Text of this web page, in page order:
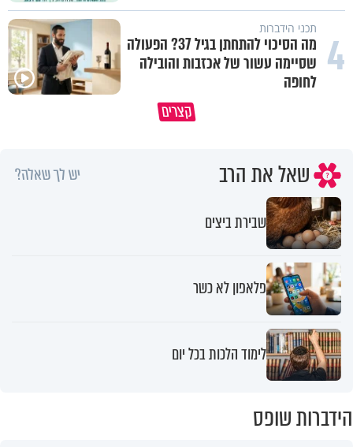
4 תכני הידברות
מה הסיכוי להתחתן בגיל 37? הפעולה
שסיימה עשור של אכזבות והובילה
לחופה
קצרים
תעצרו לפני שאתם מוציאים דיבה על
שאל את הרב יש לך שאלה?
שבירת ביצים
פלאפון לא כשר
לימוד הלכות בכל יום
הידברות שופס